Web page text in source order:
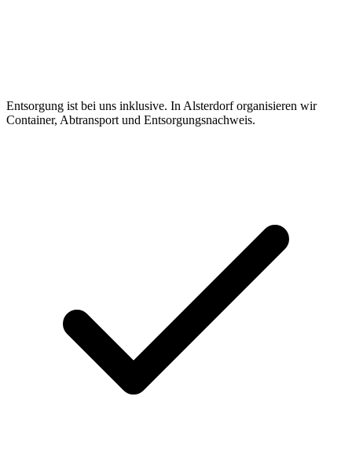
Entsorgung ist bei uns inklusive. In Alsterdorf organisieren wir
Container, Abtransport und Entsorgungsnachweis.